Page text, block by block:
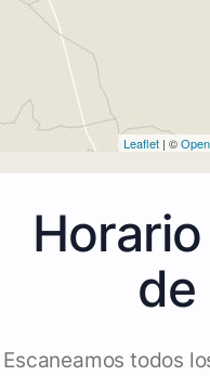
Leaflet | ©
de
Escaneamos todos